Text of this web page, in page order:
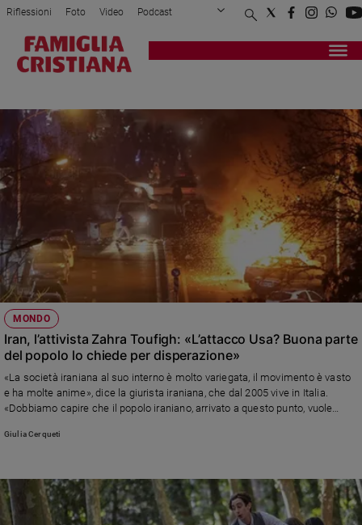
Attualità
Politica
Economia
Legalità
giustizia
Sport
Interviste
Papa
Papa
Chiesa
Chiesa
e
Santi
Devozione
Riflessioni Foto Video Podcast
Privacy Policy Chi siamo
Registrati Redazione
MONDO
Iran, l’attivista Zahra Toufigh: «L’attacco Usa? Buona parte
del popolo lo chiede per disperazione»
«La società iraniana al suo interno è molto variegata, il movimento è vasto
e ha molte anime», dice la giurista iraniana, che dal 2005 vive in Italia.
«Dobbiamo capire che il popolo iraniano, arrivato a questo punto, vuole
Giulia Cerqueti